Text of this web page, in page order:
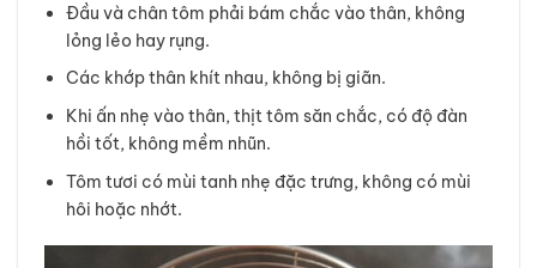
Đầu và chân tôm phải bám chắc vào thân, không
lỏng lẻo hay rụng.
Các khớp thân khít nhau, không bị giãn.
Khi ấn nhẹ vào thân, thịt tôm săn chắc, có độ đàn
hồi tốt, không mềm nhũn.
Tôm tươi có mùi tanh nhẹ đặc trưng, không có mùi
hôi hoặc nhớt.